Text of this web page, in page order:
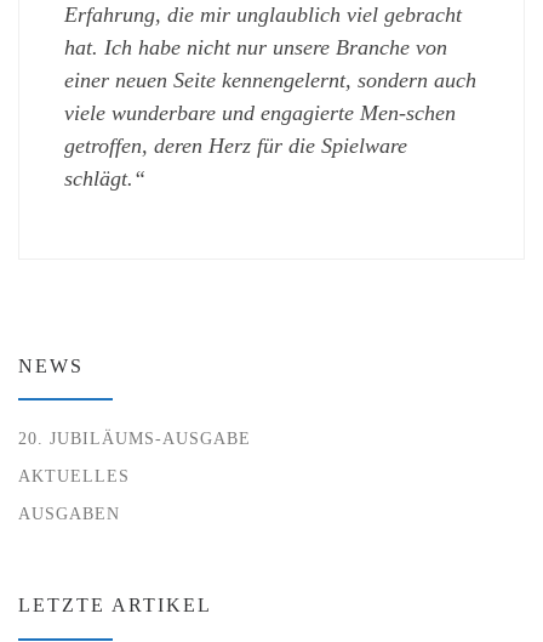
Erfahrung, die mir unglaublich viel gebracht
hat. Ich habe nicht nur unsere Branche von
einer neuen Seite kennengelernt, sondern auch
viele wunderbare und engagierte Men-schen
getroffen, deren Herz für die Spielware
schlägt.“
NEWS
20. JUBILÄUMS-AUSGABE
AKTUELLES
AUSGABEN
LETZTE ARTIKEL